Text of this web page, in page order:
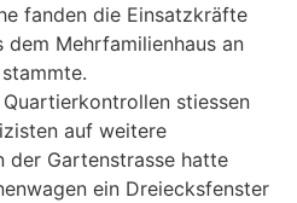
fanden die Einsatzkräfte
Mehrfamilienhaus an
stiessen
auf weitere
der Gartenstrasse hatte
ein Dreiecksfenster